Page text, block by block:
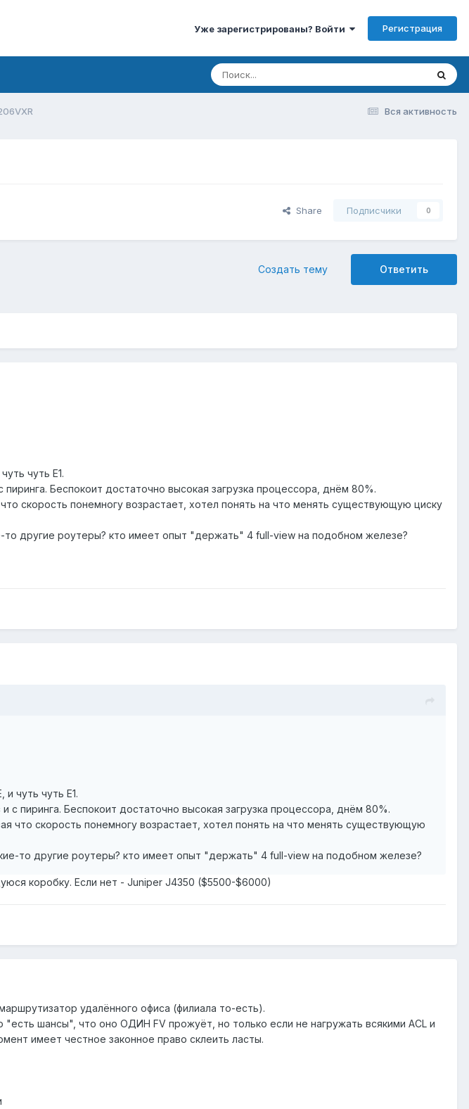
Уже зарегистрированы? Войти Регистрация
Вся активность
Share Подписчики 0
Ответить
Создать тему
чуть E1.
Беспокоит достаточно высокая загрузка процессора, днём 80%.
скорость понемногу возрастает, хотел понять на что менять существующую циску
то другие роутеры? кто имеет опыт "держать" 4 full-view на подобном железе?
чуть чуть E1.
с пиринга. Беспокоит достаточно высокая загрузка процессора, днём 80%.
что скорость понемногу возрастает, хотел понять на что менять существующую
то другие роутеры? кто имеет опыт "держать" 4 full-view на подобном железе?
коробку. Если нет - Juniper J4350 ($5500-$6000)
удалённого офиса (филиала то-есть).
шансы", что оно ОДИН FV прожуёт, но только если не нагружать всякими ACL и
имеет честное законное право склеить ласты.